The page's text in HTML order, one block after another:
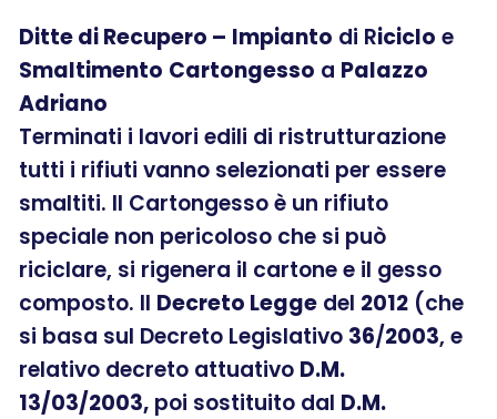
Ditte di Recupero – Impianto di Riciclo e
Smaltimento Cartongesso a Palazzo
Adriano
Terminati i lavori edili di ristrutturazione
tutti i rifiuti vanno selezionati per essere
smaltiti. Il Cartongesso è un rifiuto
speciale non pericoloso che si può
riciclare, si rigenera il cartone e il gesso
composto. Il Decreto Legge del 2012 (che
si basa sul Decreto Legislativo 36/2003, e
relativo decreto attuativo D.M.
13/03/2003, poi sostituito dal D.M.